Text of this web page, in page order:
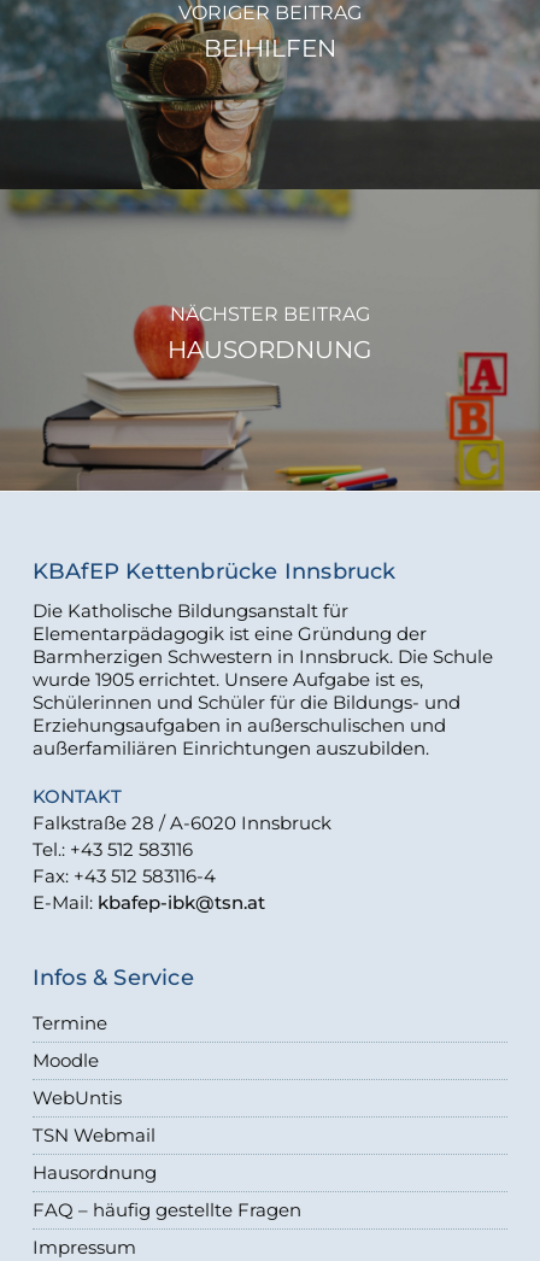
VORIGER BEITRAG
BEIHILFEN
NÄCHSTER BEITRAG
HAUSORDNUNG
KBAfEP Kettenbrücke Innsbruck
Die Katholische Bildungsanstalt für
Elementarpädagogik ist eine Gründung der
Barmherzigen Schwestern in Innsbruck. Die Schule
wurde 1905 errichtet. Unsere Aufgabe ist es,
Schülerinnen und Schüler für die Bildungs- und
Erziehungsaufgaben in außerschulischen und
außerfamiliären Einrichtungen auszubilden.
KONTAKT
Falkstraße 28 / A-6020 Innsbruck
Tel.: +43 512 583116
Fax: +43 512 583116-4
E-Mail: kbafep-ibk@tsn.at
Infos & Service
Termine
Moodle
WebUntis
TSN Webmail
Hausordnung
FAQ – häufig gestellte Fragen
Impressum